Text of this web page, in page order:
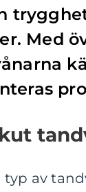
Med
av